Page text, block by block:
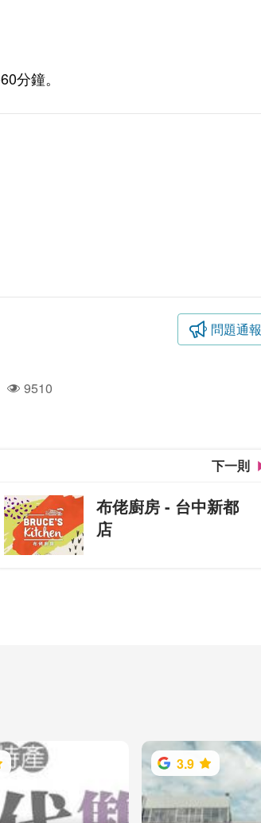
分鐘。
問題通報
人氣9510
下一則
布佬廚房 - 台中新都
店
3.9